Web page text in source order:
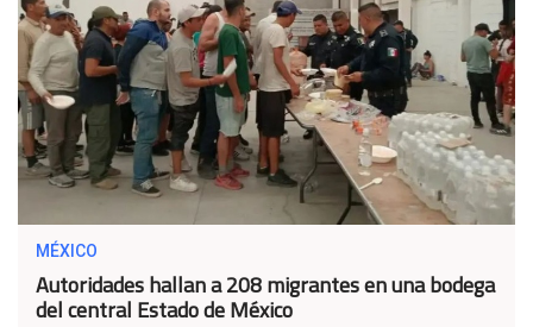
MÉXICO
Autoridades hallan a 208 migrantes en una bodega
del central Estado de México